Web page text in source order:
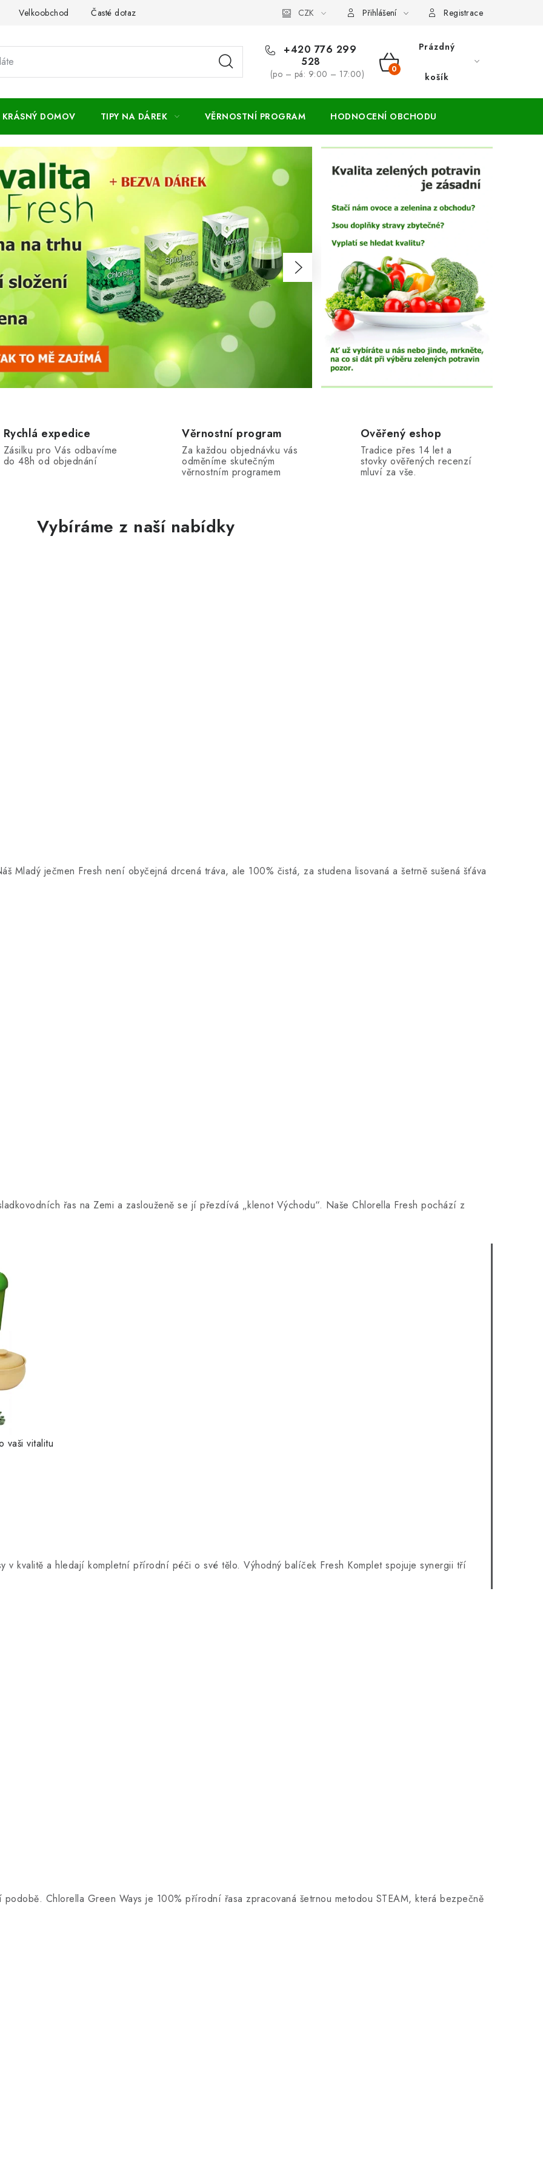
Velkoobchod Časté dotazy Vrácení zboží a reklamace
CZK Přihlášení Registrace
+420 776 299
528
(po – pá: 9:00 – 17:00)
NÁKUPNÍ
Prázdný
košík
KRÁSNÝ DOMOV TIPY NA DÁREK VĚRNOSTNÍ PROGRAM HODNOCENÍ OBCHODU
Následující
Rychlá expedice
Zásilku pro Vás odbavíme
do 48h od objednání
Věrnostní program
Za každou objednávku vás
odměníme skutečným
věrnostním programem
Ověřený eshop
Tradice přes 14 let a
stovky ověřených recenzí
mluví za vše.
Vybíráme z naší nabídky
Mladý ječmen Fresh není obyčejná drcená tráva, ale 100% čistá, za studena lisovaná a šetrně sušená šťáva
řas na Zemi a zaslouženě se jí přezdívá „klenot Východu“. Naše Chlorella Fresh pochází z
vaši vitalitu
v kvalitě a hledají kompletní přírodní péči o své tělo. Výhodný balíček Fresh Komplet spojuje synergii tří
Chlorella Green Ways je 100% přírodní řasa zpracovaná šetrnou metodou STEAM, která bezpečně